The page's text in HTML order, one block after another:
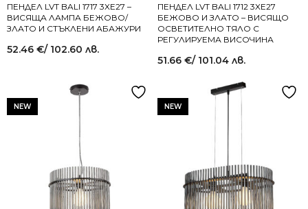
ПЕНДЕЛ LVT BALI 1717 3XE27 –
ВИСЯЩА ЛАМПА БЕЖОВО/
ЗЛАТО И СТЪКЛЕНИ АБАЖУРИ
52.46 €/ 102.60 лв.
ПЕНДЕЛ LVT BALI 1712 3XE27
БЕЖОВО И ЗЛАТО – ВИСЯЩО
ОСВЕТИТЕЛНО ТЯЛО С
РЕГУЛИРУЕМА ВИСОЧИНА
51.66 €/ 101.04 лв.
NEW NEW